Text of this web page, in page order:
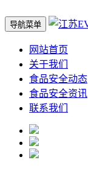
导航菜单
网站首页
关于我们
食品安全动态
食品安全资讯
联系我们